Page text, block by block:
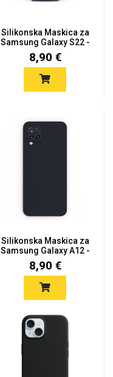
Silikonska Maskica za
Samsung Galaxy S22 -
Viš...
8,90 €
Silikonska Maskica za
Samsung Galaxy A12 -
Crn...
8,90 €